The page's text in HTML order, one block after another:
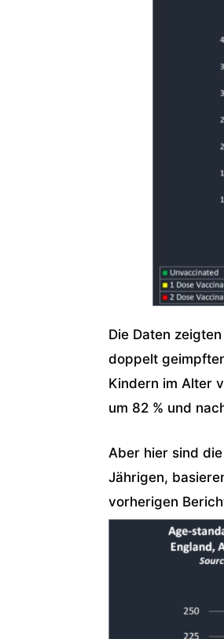
Die Daten
doppelt
Kindern im Alter
um 82 % und
Aber hier sind
Jährigen,
vorherigen